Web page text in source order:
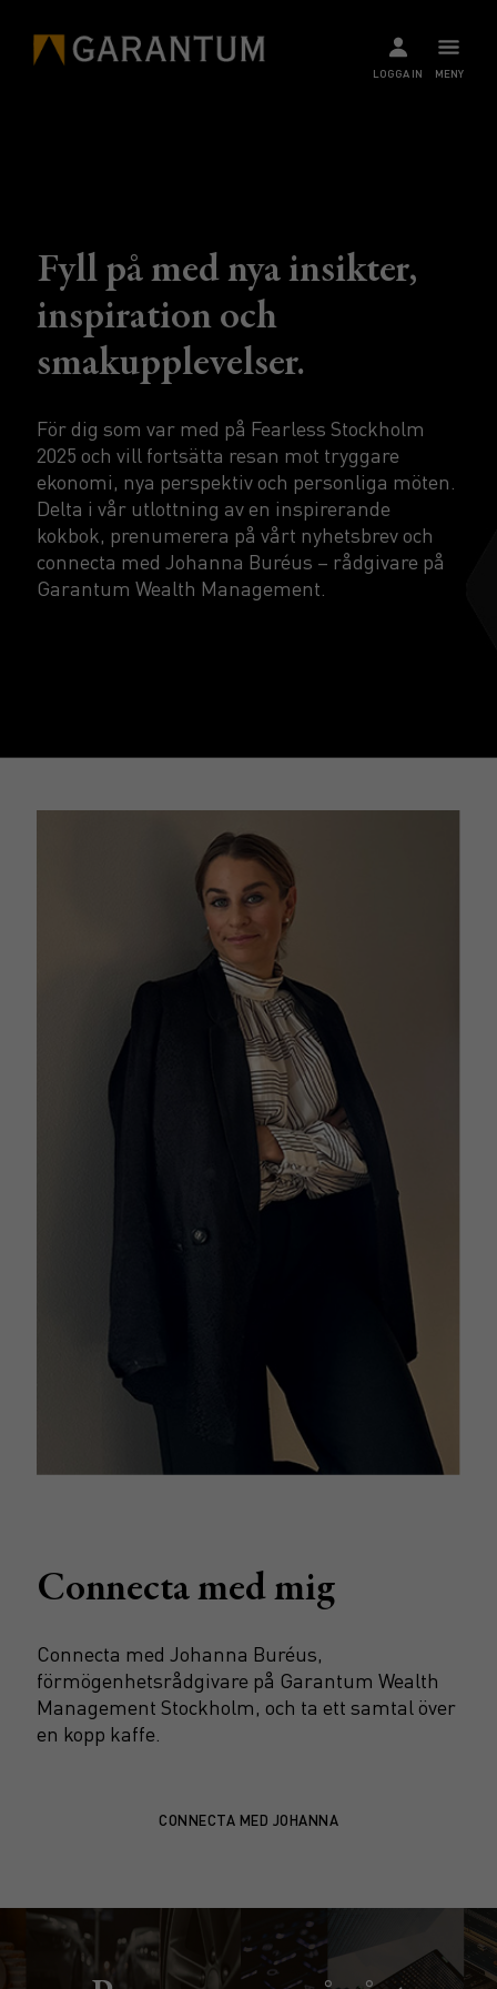
MENY
LOGGA IN
Fyll på med nya insikter,
inspiration och
smakupplevelser.
För dig som var med på Fearless Stockholm
2025 och vill fortsätta resan mot tryggare
ekonomi, nya perspektiv och personliga möten.
Delta i vår utlottning av en inspirerande
kokbok, prenumerera på vårt nyhetsbrev och
connecta med Johanna Buréus – rådgivare på
Garantum Wealth Management.
Connecta med mig
Connecta med Johanna Buréus,
förmögenhetsrådgivare på Garantum Wealth
Management Stockholm, och ta ett samtal över
en kopp kaffe.
CONNECTA MED JOHANNA